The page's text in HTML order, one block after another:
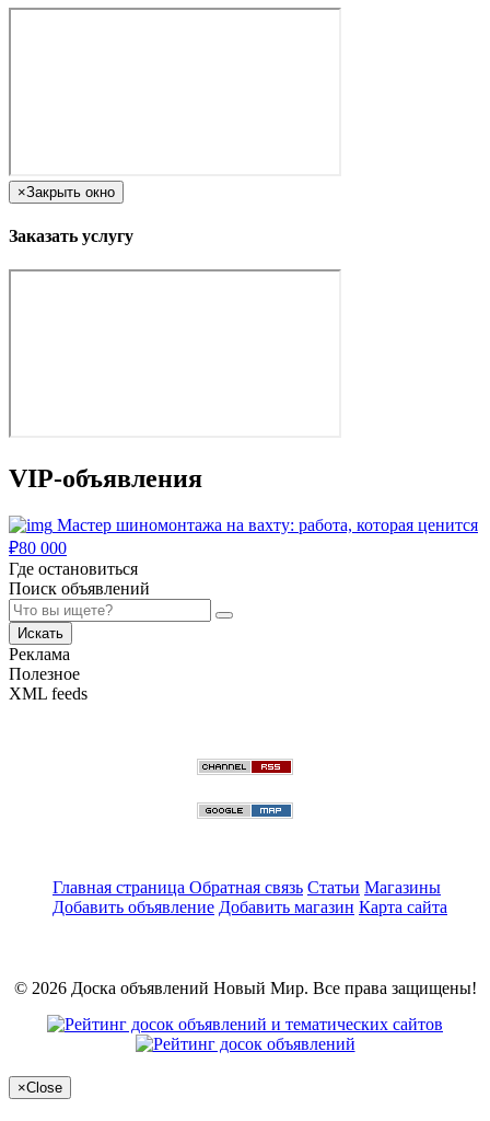
×Закрыть окно
Заказать услугу
VIP-объявления
Мастер шиномонтажа на вахту: работа, которая ценится
₽80 000
Где остановиться
Поиск объявлений
Искать
Реклама
Полезное
XML feeds
Главная страница Обратная связь Статьи Магазины
Добавить объявление Добавить магазин Карта сайта
© 2026 Доска объявлений Новый Мир. Все права защищены!
×Close